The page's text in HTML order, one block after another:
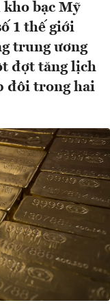
bạc Mỹ
1 thế giới
trung ương
đợt tăng lịch
đôi trong hai